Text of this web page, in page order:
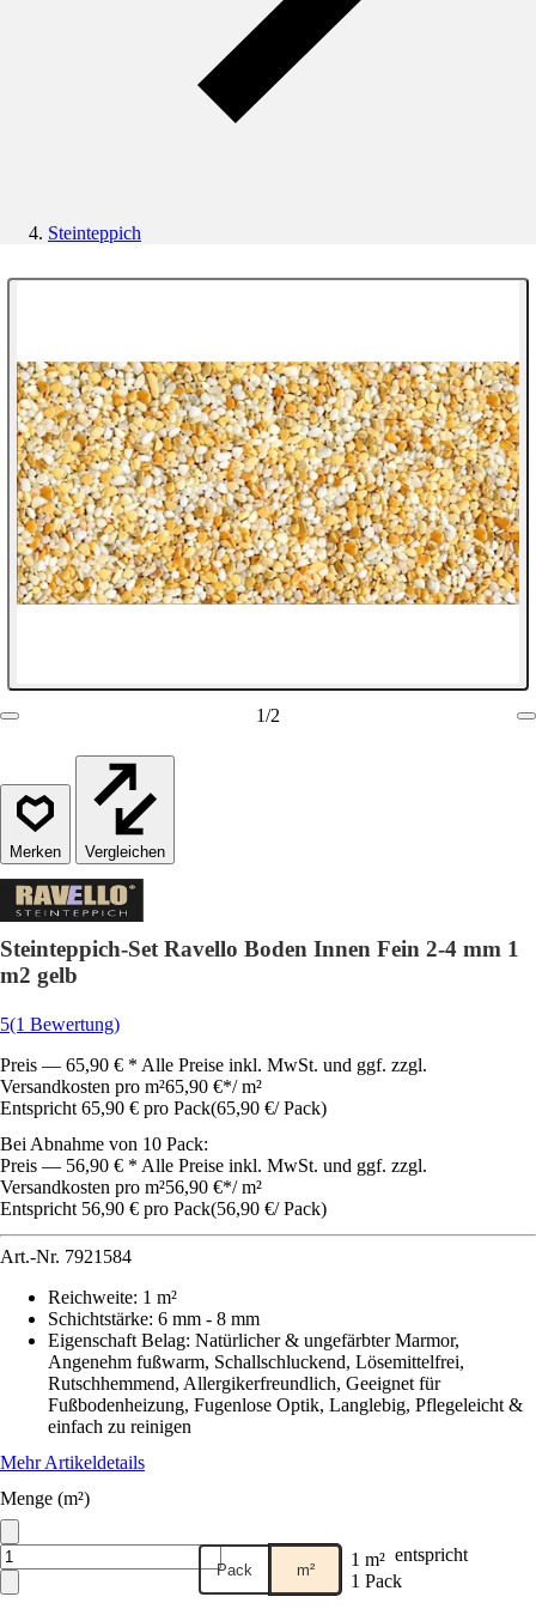
Steinteppich
1/2
Vergleichen
Steinteppich-Set Ravello Boden Innen Fein 2-4 mm 1
m2 gelb
5(1 Bewertung)
Preis — 65,90 € * Alle Preise inkl. MwSt. und ggf. zzgl.
Versandkosten pro m²65,90 €*/ m²
Entspricht 65,90 € pro Pack(65,90 €/ Pack)
Bei Abnahme von 10 Pack:
Preis — 56,90 € * Alle Preise inkl. MwSt. und ggf. zzgl.
Versandkosten pro m²56,90 €*/ m²
Entspricht 56,90 € pro Pack(56,90 €/ Pack)
Art.-Nr. 7921584
Reichweite: 1 m²
Schichtstärke: 6 mm - 8 mm
Eigenschaft Belag: Natürlicher & ungefärbter Marmor,
Angenehm fußwarm, Schallschluckend, Lösemittelfrei,
Rutschhemmend, Allergikerfreundlich, Geeignet für
Fußbodenheizung, Fugenlose Optik, Langlebig, Pflegeleicht &
einfach zu reinigen
Mehr Artikeldetails
Menge (m²)
Pack m² 1 m² entspricht
1 Pack